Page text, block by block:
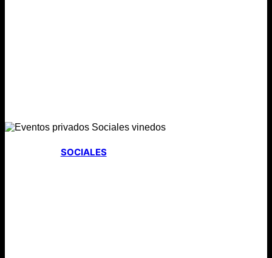
SOCIALES